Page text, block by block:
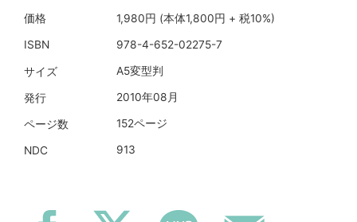
価格 1,980円 (本体1,800円 + 税10%)
ISBN 978-4-652-02275-7
サイズ A5変型判
発行 2010年08月
ページ数 152ページ
NDC 913